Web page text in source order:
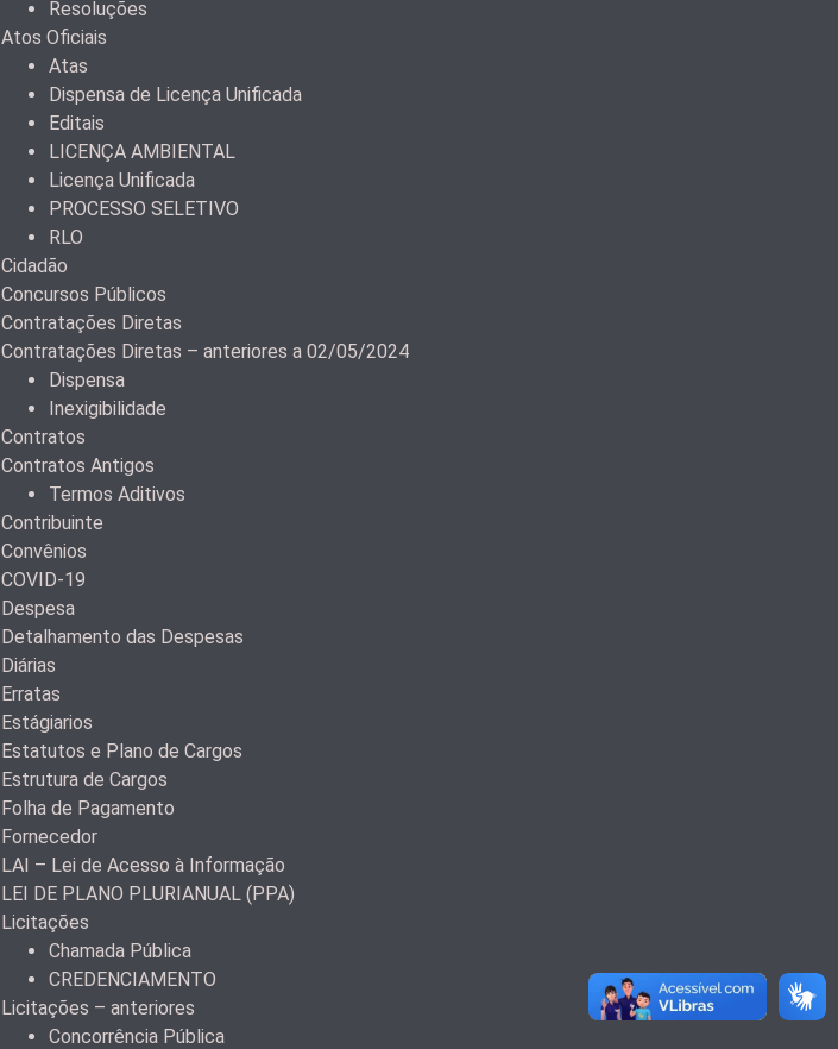
Resoluções
Atos Oficiais
Atas
Dispensa de Licença Unificada
Editais
LICENÇA AMBIENTAL
Licença Unificada
PROCESSO SELETIVO
RLO
Cidadão
Concursos Públicos
Contratações Diretas
Contratações Diretas – anteriores a 02/05/2024
Dispensa
Inexigibilidade
Contratos
Contratos Antigos
Termos Aditivos
Contribuinte
Convênios
COVID-19
Despesa
Detalhamento das Despesas
Diárias
Erratas
Estágiarios
Estatutos e Plano de Cargos
Estrutura de Cargos
Folha de Pagamento
Fornecedor
LAI – Lei de Acesso à Informação
LEI DE PLANO PLURIANUAL (PPA)
Licitações
Chamada Pública
CREDENCIAMENTO
Licitações – anteriores
Concorrência Pública